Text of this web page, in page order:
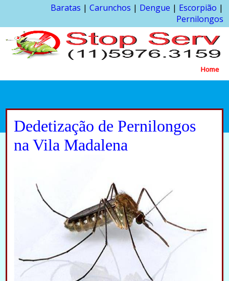
Baratas | Carunchos | Dengue | Escorpião |
Pernilongos
Home
Dedetização de Pernilongos
na Vila Madalena